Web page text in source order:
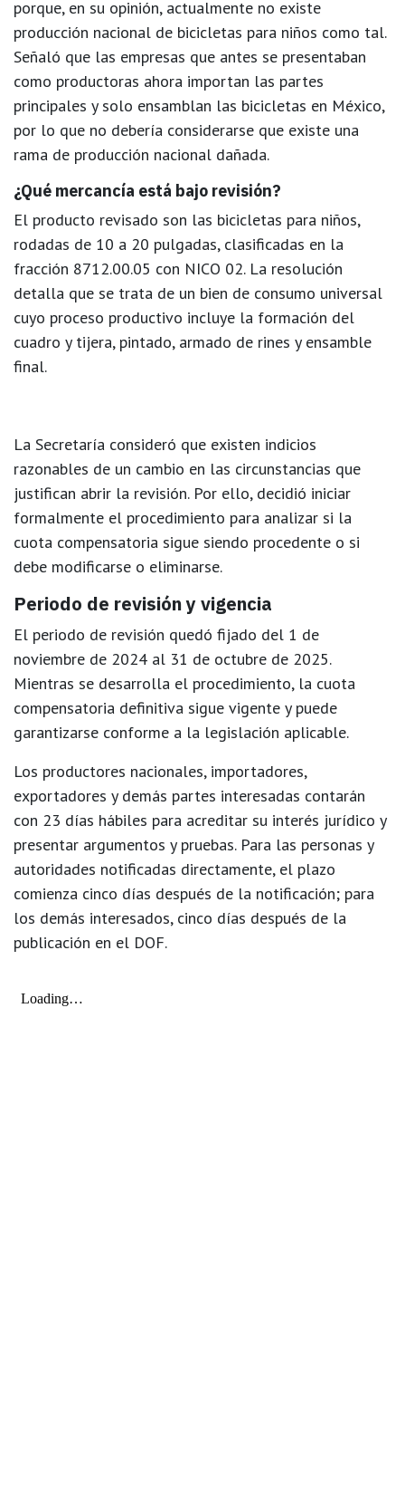
porque, en su opinión, actualmente no existe
producción nacional de bicicletas para niños como tal.
Señaló que las empresas que antes se presentaban
como productoras ahora importan las partes
principales y solo ensamblan las bicicletas en México,
por lo que no debería considerarse que existe una
rama de producción nacional dañada.
¿Qué mercancía está bajo revisión?
El producto revisado son las bicicletas para niños,
rodadas de 10 a 20 pulgadas, clasificadas en la
fracción 8712.00.05 con NICO 02. La resolución
detalla que se trata de un bien de consumo universal
cuyo proceso productivo incluye la formación del
cuadro y tijera, pintado, armado de rines y ensamble
final.
La Secretaría consideró que existen indicios
razonables de un cambio en las circunstancias que
justifican abrir la revisión. Por ello, decidió iniciar
formalmente el procedimiento para analizar si la
cuota compensatoria sigue siendo procedente o si
debe modificarse o eliminarse.
Periodo de revisión y vigencia
El periodo de revisión quedó fijado del 1 de
noviembre de 2024 al 31 de octubre de 2025.
Mientras se desarrolla el procedimiento, la cuota
compensatoria definitiva sigue vigente y puede
garantizarse conforme a la legislación aplicable.
Los productores nacionales, importadores,
exportadores y demás partes interesadas contarán
con 23 días hábiles para acreditar su interés jurídico y
presentar argumentos y pruebas. Para las personas y
autoridades notificadas directamente, el plazo
comienza cinco días después de la notificación; para
los demás interesados, cinco días después de la
publicación en el DOF.